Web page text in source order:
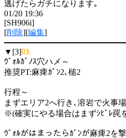
逃げたらガチになります｡
01/20 19:36
[SH906i]
[削除][編集]
▼[3]ﾛｶ
ｳﾞｫﾙｶﾞﾉｽ穴ハメ～
推奨PT:麻痺ｶﾞﾝ2､槌2
行程～
まずエリア2へ行き､溶岩で火事
※(確実にやる場合はまずｼﾋﾞﾚ罠
ｳﾞｫﾙがはまったらｶﾞﾝが麻痺2を